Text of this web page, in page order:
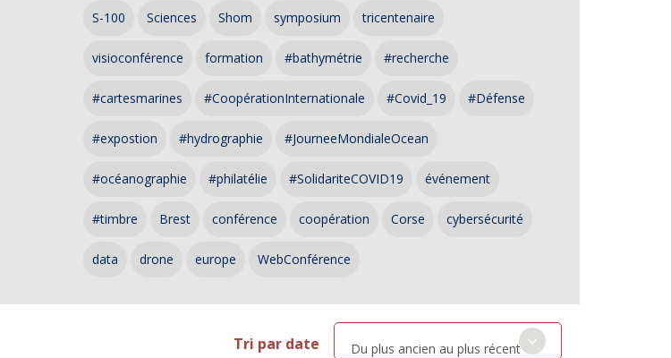
S-100 Sciences Shom symposium tricentenaire
visioconférence formation #bathymétrie #recherche
#cartesmarines #CoopérationInternationale #Covid_19 #Défense
#expostion #hydrographie #JourneeMondialeOcean
#océanographie #philatélie #SolidariteCOVID19 événement
#timbre Brest conférence coopération Corse cybersécurité
data drone europe WebConférence
Tri par date Du plus ancien au plus récent